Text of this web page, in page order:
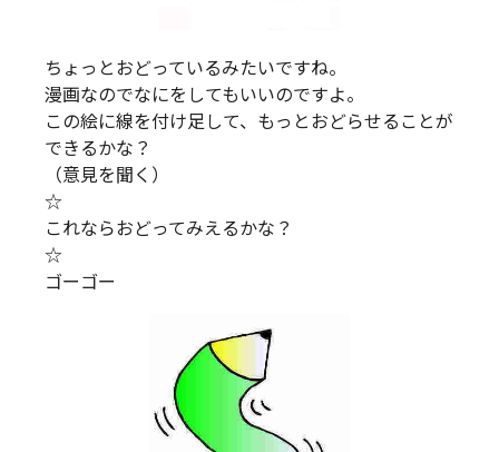
ちょっとおどっているみたいですね。
漫画なのでなにをしてもいいのですよ。
この絵に線を付け足して、もっとおどらせることが
できるかな？
（意見を聞く）
☆
これならおどってみえるかな？
☆
ゴーゴー